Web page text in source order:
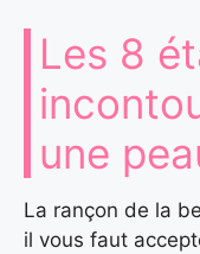
Les 8
une
La rançon de la
il vous faut